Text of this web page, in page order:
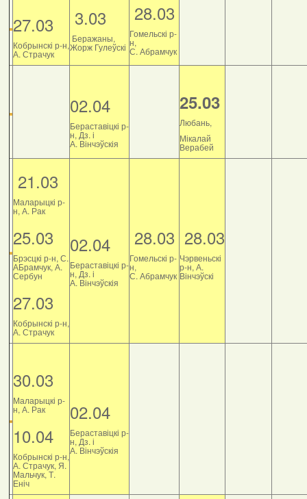
27.03
Кобрынскі р-н,
А. Страчук
3.03
Беражаны,
Жорж Гулеўскі
28.03
Гомельскі р-
н,
С. Абрамчук
02.04
Бераставіцкі р-
н, Дз. і
А. Вінчэўскія
25.03
Любань,
Мікалай
Верабей
21.03
Маларыцкі р-
н, А. Рак
25.03
Брэсцкі р-н, С.
АБрамчук, А.
Сербун
27.03
Кобрынскі р-н,
А. Страчук
02.04
Бераставіцкі р-
н, Дз. і
А. Вінчэўскія
28.03
Гомельскі р-
н,
С. Абрамчук
28.03
Чэрвеньскі
р-н, А.
Вінчэўскі
30.03
Маларыцкі р-
н, А. Рак
10.04
Кобрынскі р-н,
А. Страчук, Я.
Мальчук, Т.
Еніч
02.04
Бераставіцкі р-
н, Дз. і
А. Вінчэўскія